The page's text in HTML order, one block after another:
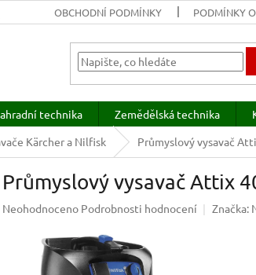
OBCHODNÍ PODMÍNKY PODMÍNKY
technika Zemědělská technika
Kärcher a Nilfisk Průmyslový vysavač
Průmyslový vysavač Attix
Průměrné
produktu
Neohodnoceno Podrobnosti hodnocení Značka: